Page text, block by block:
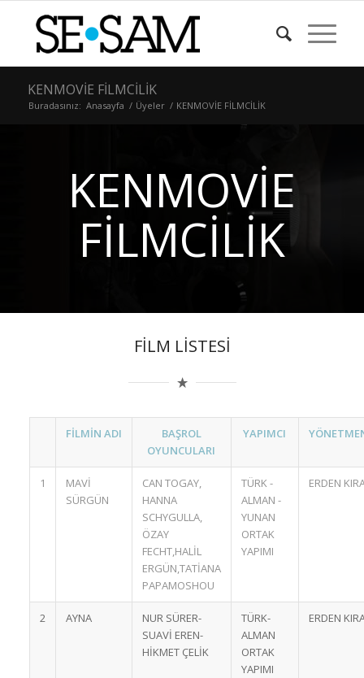
KENMOVİE FİLMCİLİK
Buradasınız: Anasayfa / Üyeler / KENMOVİE FİLMCİLİK
KENMOVİE
FİLMCİLİK
FİLM LİSTESİ
FİLMİN ADI
BAŞROL
OYUNCULARI
YAPIMCI
1
MAVİ
SÜRGÜN
CAN TOGAY,
HANNA
SCHYGULLA,
ÖZAY
FECHT,HALİL
ERGÜN,TATİANA
PAPAMOSHOU
TÜRK -
ALMAN -
YUNAN
ORTAK
YAPIMI
ERDEN
2 AYNA
NUR SÜRER-
SUAVİ EREN-
HİKMET ÇELİK
TÜRK-
ALMAN
ORTAK
YAPIMI
ERDEN